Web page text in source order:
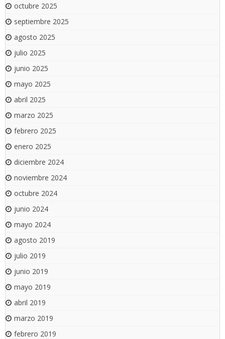
octubre 2025
septiembre 2025
agosto 2025
julio 2025
junio 2025
mayo 2025
abril 2025
marzo 2025
febrero 2025
enero 2025
diciembre 2024
noviembre 2024
octubre 2024
junio 2024
mayo 2024
agosto 2019
julio 2019
junio 2019
mayo 2019
abril 2019
marzo 2019
febrero 2019